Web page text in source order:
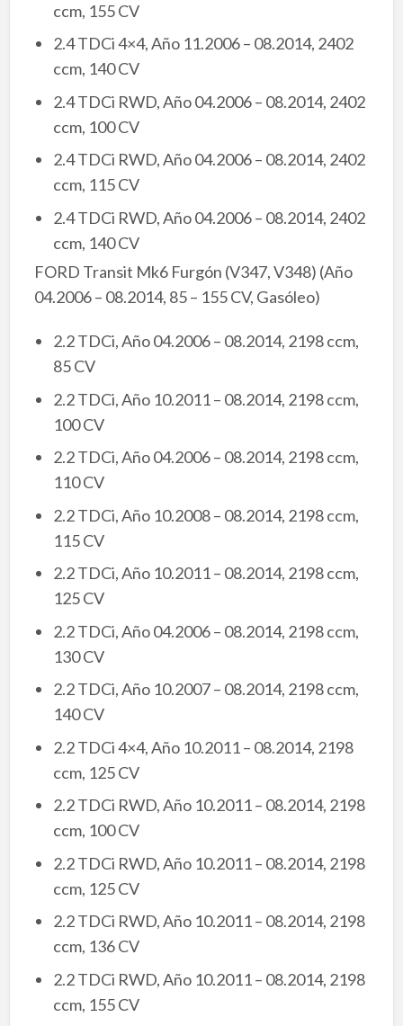
ccm, 155 CV
2.4 TDCi 4×4, Año 11.2006 – 08.2014, 2402
ccm, 140 CV
2.4 TDCi RWD, Año 04.2006 – 08.2014, 2402
ccm, 100 CV
2.4 TDCi RWD, Año 04.2006 – 08.2014, 2402
ccm, 115 CV
2.4 TDCi RWD, Año 04.2006 – 08.2014, 2402
ccm, 140 CV
FORD Transit Mk6 Furgón (V347, V348) (Año
04.2006 – 08.2014, 85 – 155 CV, Gasóleo)
2.2 TDCi, Año 04.2006 – 08.2014, 2198 ccm,
85 CV
2.2 TDCi, Año 10.2011 – 08.2014, 2198 ccm,
100 CV
2.2 TDCi, Año 04.2006 – 08.2014, 2198 ccm,
110 CV
2.2 TDCi, Año 10.2008 – 08.2014, 2198 ccm,
115 CV
2.2 TDCi, Año 10.2011 – 08.2014, 2198 ccm,
125 CV
2.2 TDCi, Año 04.2006 – 08.2014, 2198 ccm,
130 CV
2.2 TDCi, Año 10.2007 – 08.2014, 2198 ccm,
140 CV
2.2 TDCi 4×4, Año 10.2011 – 08.2014, 2198
ccm, 125 CV
2.2 TDCi RWD, Año 10.2011 – 08.2014, 2198
ccm, 100 CV
2.2 TDCi RWD, Año 10.2011 – 08.2014, 2198
ccm, 125 CV
2.2 TDCi RWD, Año 10.2011 – 08.2014, 2198
ccm, 136 CV
2.2 TDCi RWD, Año 10.2011 – 08.2014, 2198
ccm, 155 CV